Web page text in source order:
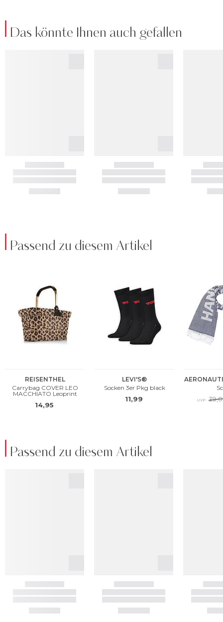
Das könnte Ihnen auch gefallen
Passend zu diesem Artikel
Passend zu diesem Artikel